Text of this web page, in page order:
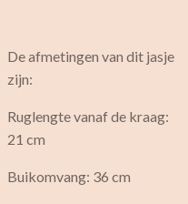
De afmetingen van dit jasje
zijn:
Ruglengte vanaf de kraag:
21 cm
Buikomvang: 36 cm